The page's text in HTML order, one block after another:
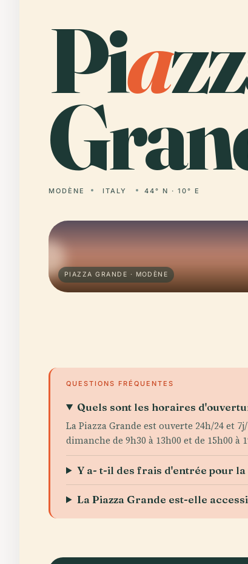
Pia
MODÈNE ITALY 44° N · 10° E
PIAZZA GRANDE · MODÈNE
QUESTIONS FRÉQUENTES
Quels sont les horaires
La Piazza Grande est ouverte 24h/24 et
dimanche de 9h30 à 13h00 et de 15h00 à
Y a- t-il des frais d'entrée pour la
La Piazza Grande est-elle